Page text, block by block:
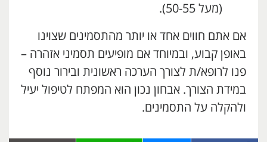
(מעל 50-55).
אם אתם חווים אחד או יותר מהתסמינים שצוינו
באופן קבוע, ובמיוחד אם מופיעים תסמיני אזהרה –
פנו לרופא/ת לצורך הערכה ראשונית ובירור נוסף
במידת הצורך. אבחון נכון הוא המפתח לטיפול יעיל
ולהקלה על התסמינים.